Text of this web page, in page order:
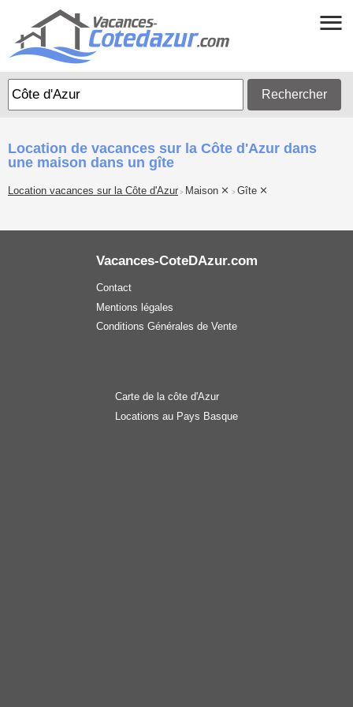
Rechercher
Location de vacances sur la Côte d'Azur dans
une maison dans un gîte
Location vacances sur la Côte d'Azur > Maison > Gîte
Vacances-CoteDAzur.com
Contact
Mentions légales
Conditions Générales de Vente
Carte de la côte d'Azur
Locations au Pays Basque